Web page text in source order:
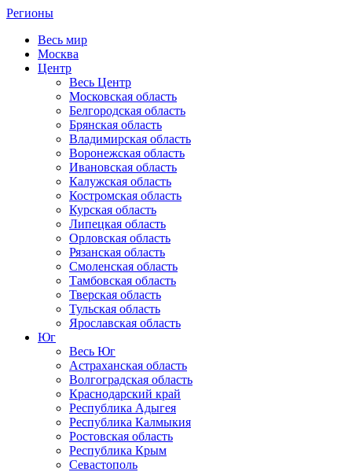
Регионы
Весь мир
Москва
Центр
Весь Центр
Московская область
Белгородская область
Брянская область
Владимирская область
Воронежская область
Ивановская область
Калужская область
Костромская область
Курская область
Липецкая область
Орловская область
Рязанская область
Смоленская область
Тамбовская область
Тверская область
Тульская область
Ярославская область
Юг
Весь Юг
Астраханская область
Волгоградская область
Краснодарский край
Республика Адыгея
Республика Калмыкия
Ростовская область
Республика Крым
Севастополь